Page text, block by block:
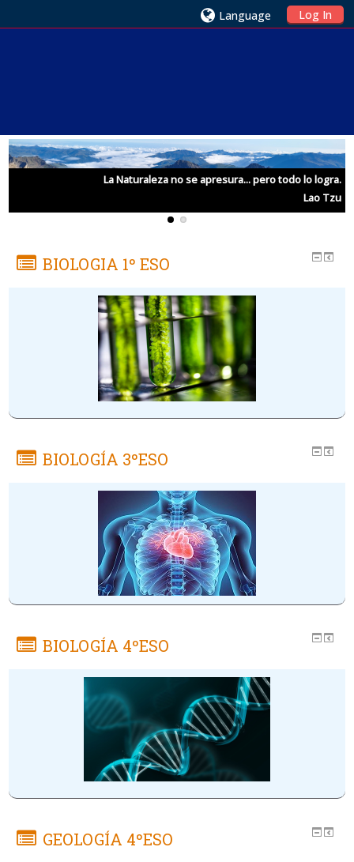
Log In
Language
La Naturaleza no se apresura... pero todo lo logra.
Lao Tzu
BIOLOGIA 1º ESO
BIOLOGÍA 3ºESO
BIOLOGÍA 4ºESO
GEOLOGÍA 4ºESO